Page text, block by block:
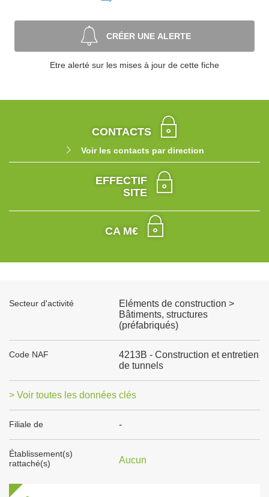
CRÉER UNE ALERTE
Etre alerté sur les mises à jour de cette fiche
CONTACTS
Voir les contacts par direction
EFFECTIF
SITE
CA M€
Secteur d'activité
Eléments de construction >
Bâtiments, structures
(préfabriqués)
Code NAF
4213B - Construction et entretien
de tunnels
> Voir toutes les données clés
Filiale de -
Établissement(s)
rattaché(s)
Aucun